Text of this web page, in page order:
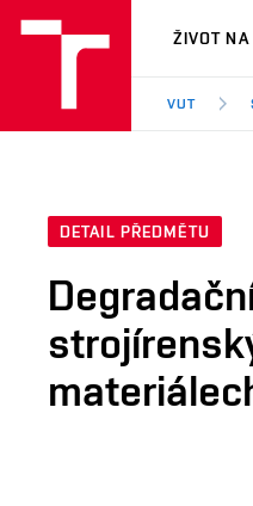
VUT
ŽIVOT NA
VUT
DETAIL PŘEDMĚTU